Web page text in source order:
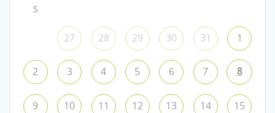
S
27 28 29 30 31 1
2 3 4 5 6 7 8
9 10 11 12 13 14 15